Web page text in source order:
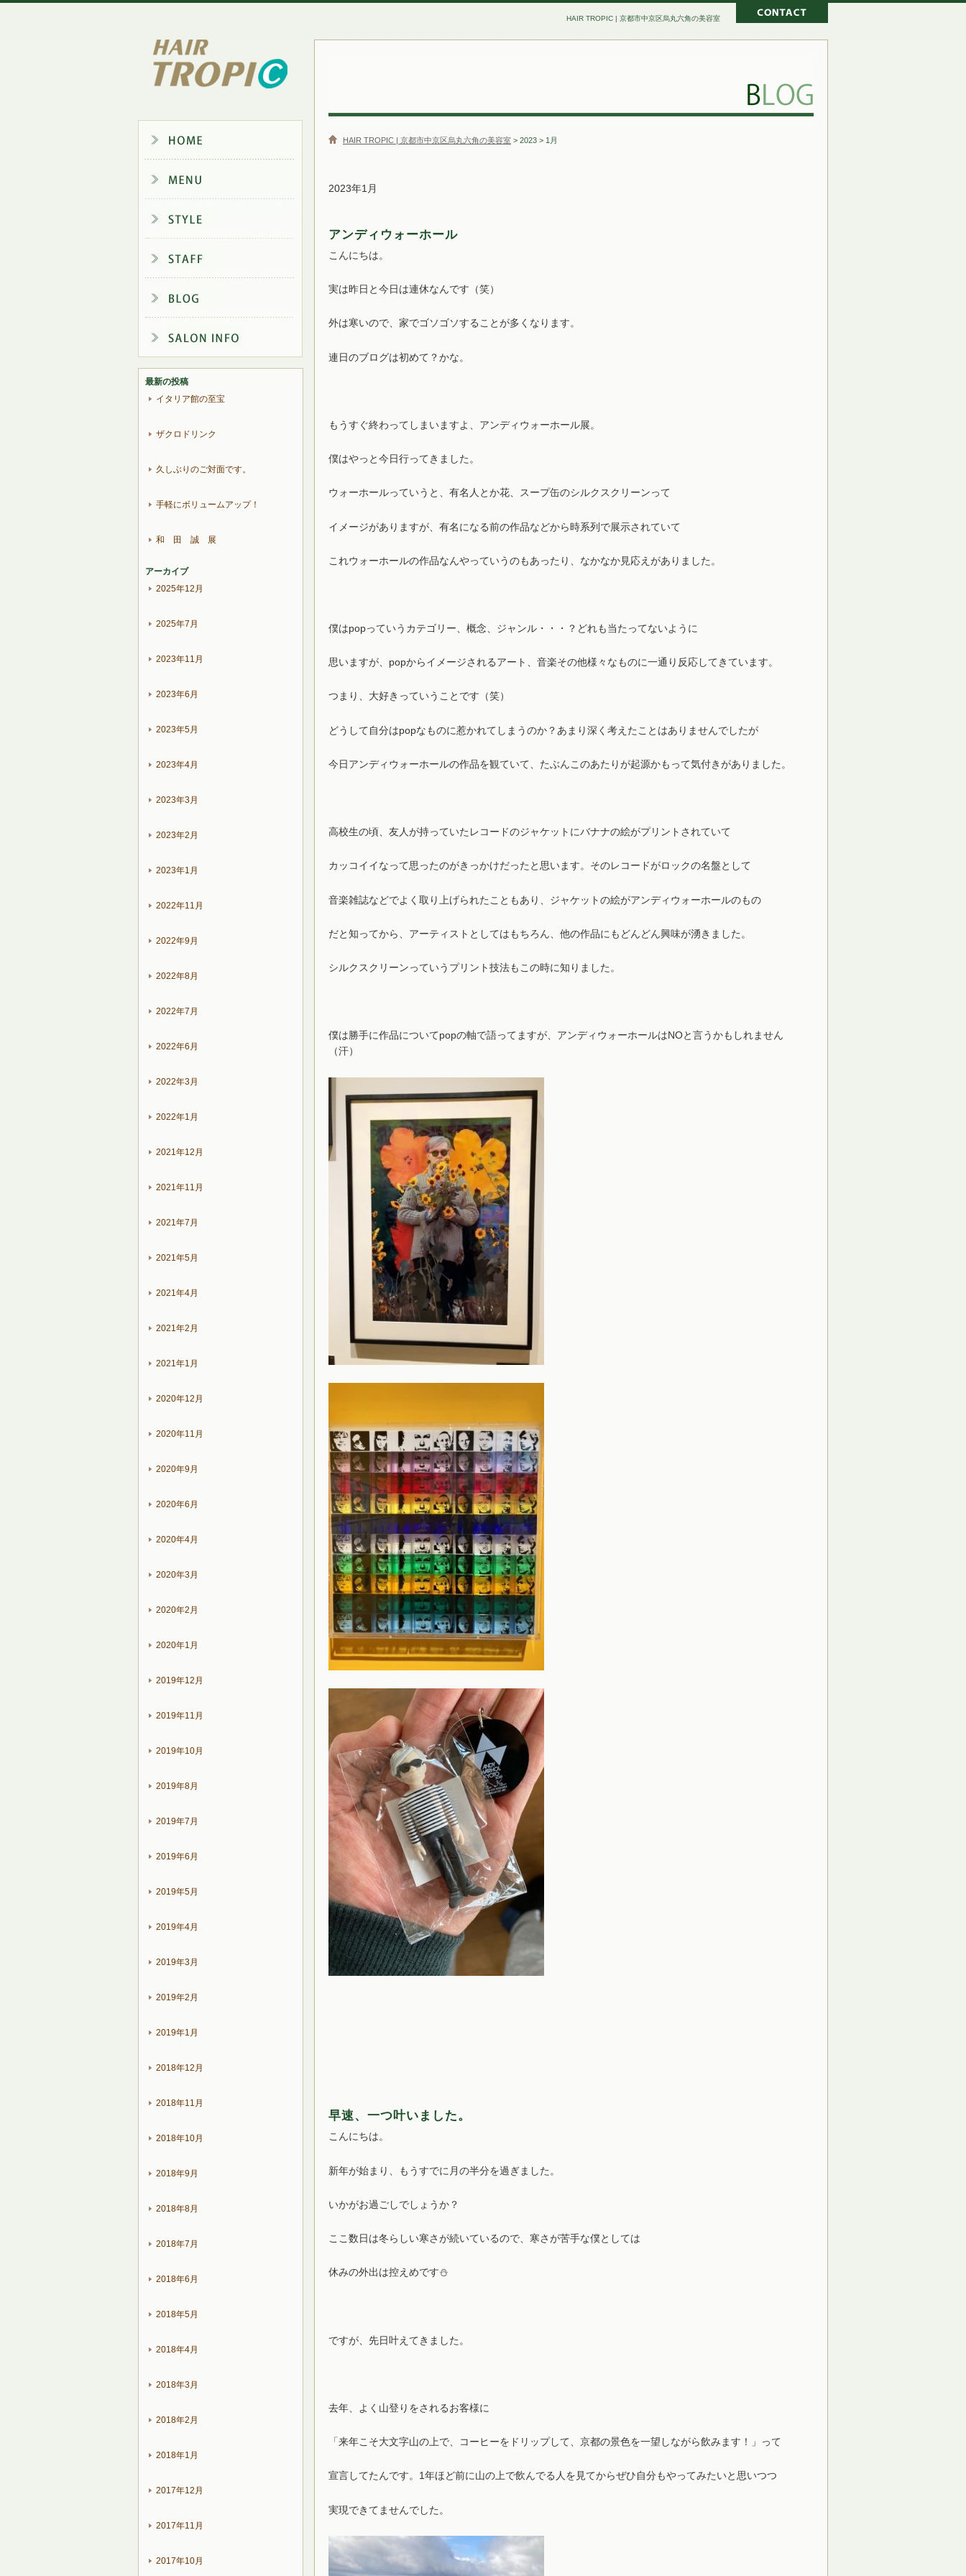
HAIR TROPIC | 京都市中京区烏丸六角の美容室
HAIR TROPIC | 京都市中京区烏丸六角の美容室 > 2023 > 1月
2023年1月
アンディウォーホール
こんにちは。
実は昨日と今日は連休なんです（笑）
外は寒いので、家でゴソゴソすることが多くなります。
連日のブログは初めて？かな。
もうすぐ終わってしまいますよ、アンディウォーホール展。
僕はやっと今日行ってきました。
ウォーホールっていうと、有名人とか花、スープ缶のシルクスクリーンって
イメージがありますが、有名になる前の作品などから時系列で展示されていて
これウォーホールの作品なんやっていうのもあったり、なかなか見応えがありました。
僕はpopっていうカテゴリー、概念、ジャンル・・・？どれも当たってないように
思いますが、popからイメージされるアート、音楽その他様々なものに一通り反応してきています。
つまり、大好きっていうことです（笑）
どうして自分はpopなものに惹かれてしまうのか？あまり深く考えたことはありませんでしたが
今日アンディウォーホールの作品を観ていて、たぶんこのあたりが起源かもって気付きがありました。
高校生の頃、友人が持っていたレコードのジャケットにバナナの絵がプリントされていて
カッコイイなって思ったのがきっかけだったと思います。そのレコードがロックの名盤として
音楽雑誌などでよく取り上げられたこともあり、ジャケットの絵がアンディウォーホールのもの
だと知ってから、アーティストとしてはもちろん、他の作品にもどんどん興味が湧きました。
シルクスクリーンっていうプリント技法もこの時に知りました。
僕は勝手に作品についてpopの軸で語ってますが、アンディウォーホールはNOと言うかもしれません
（汗）
早速、一つ叶いました。
こんにちは。
新年が始まり、もうすでに月の半分を過ぎました。
いかがお過ごしでしょうか？
ここ数日は冬らしい寒さが続いているので、寒さが苦手な僕としては
休みの外出は控えめです⛄
ですが、先日叶えてきました。
去年、よく山登りをされるお客様に
「来年こそ大文字山の上で、コーヒーをドリップして、京都の景色を一望しながら飲みます！」って
宣言してたんです。1年ほど前に山の上で飲んでる人を見てからぜひ自分もやってみたいと思いつつ
実現できてませんでした。
最新の投稿
イタリア館の至宝
ザクロドリンク
久しぶりのご対面です。
手軽にボリュームアップ！
和 田 誠 展
アーカイブ
2025年12月
2025年7月
2023年11月
2023年6月
2023年5月
2023年4月
2023年3月
2023年2月
2023年1月
2022年11月
2022年9月
2022年8月
2022年7月
2022年6月
2022年3月
2022年1月
2021年12月
2021年11月
2021年7月
2021年5月
2021年4月
2021年2月
2021年1月
2020年12月
2020年11月
2020年9月
2020年6月
2020年4月
2020年3月
2020年2月
2020年1月
2019年12月
2019年11月
2019年10月
2019年8月
2019年7月
2019年6月
2019年5月
2019年4月
2019年3月
2019年2月
2019年1月
2018年12月
2018年11月
2018年10月
2018年9月
2018年8月
2018年7月
2018年6月
2018年5月
2018年4月
2018年3月
2018年2月
2018年1月
2017年12月
2017年11月
2017年10月